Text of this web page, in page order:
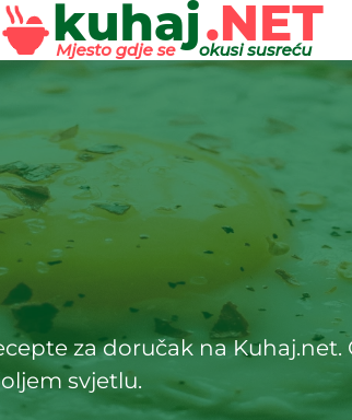
za doručak na
svjetlu.